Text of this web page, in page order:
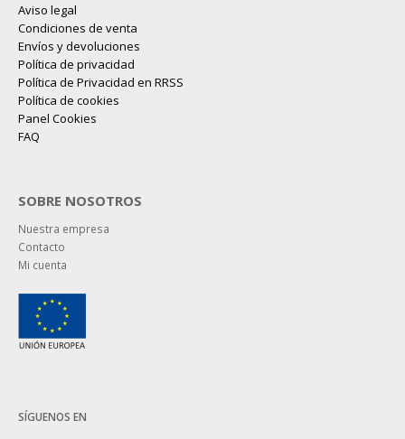
Aviso legal
Condiciones de venta
Envíos y devoluciones
Política de privacidad
Política de Privacidad en RRSS
Política de cookies
Panel Cookies
FAQ
SOBRE NOSOTROS
Nuestra empresa
Contacto
Mi cuenta
SÍGUENOS EN